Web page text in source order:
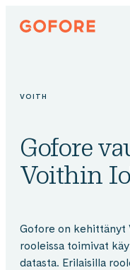
Siirry
suoraan
Gofore
knowledge
VOITH
Gofore
Voithin
Gofore on kehittänyt
rooleissa toimivat
datasta. Erilaisilla